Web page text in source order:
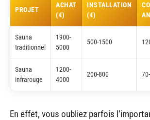
PROJET
ACHAT
(€)
INSTALLATION
(€)
Sauna
traditionnel
1900-
5000
500-1500
Sauna
infrarouge
1200-
4000
200-800
En effet, vous oubliez parfois